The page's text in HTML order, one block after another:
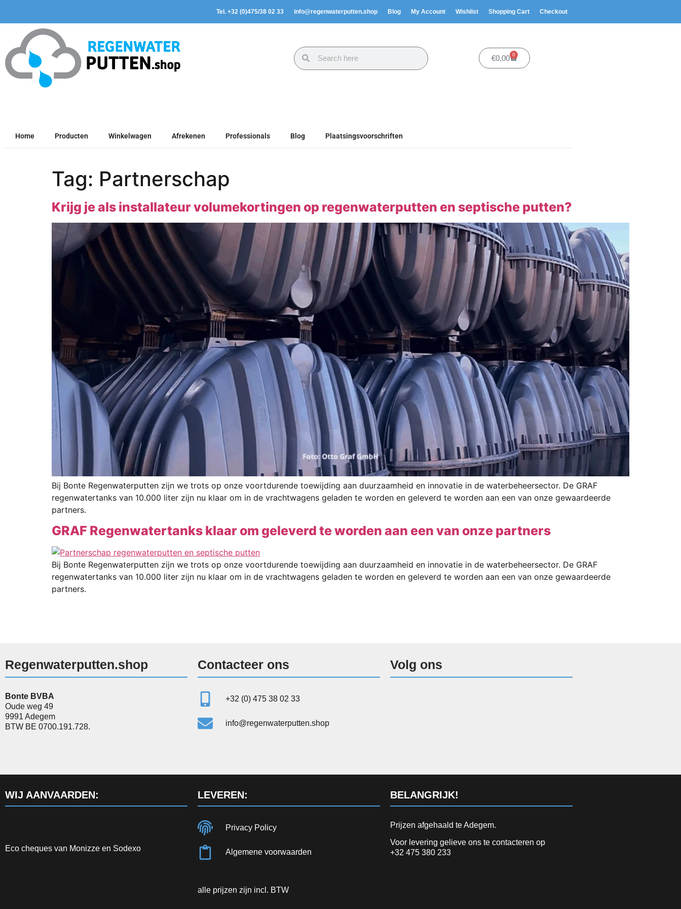
Tel. +32 (0)475/38 02 33 info@regenwaterputten.shop Blog My Account Wishlist Shopping Cart Checkout
€0,00 0
Home Producten Winkelwagen Afrekenen Professionals Blog Plaatsingsvoorschriften
Tag: Partnerschap
Krijg je als installateur volumekortingen op regenwaterputten en septische putten?
Bij Bonte Regenwaterputten zijn we trots op onze voortdurende toewijding aan duurzaamheid en innovatie in de waterbeheersector. De GRAF
regenwatertanks van 10.000 liter zijn nu klaar om in de vrachtwagens geladen te worden en geleverd te worden aan een van onze gewaardeerde
partners.
GRAF Regenwatertanks klaar om geleverd te worden aan een van onze partners
Bij Bonte Regenwaterputten zijn we trots op onze voortdurende toewijding aan duurzaamheid en innovatie in de waterbeheersector. De GRAF
regenwatertanks van 10.000 liter zijn nu klaar om in de vrachtwagens geladen te worden en geleverd te worden aan een van onze gewaardeerde
partners.
Regenwaterputten.shop
Bonte BVBA
Oude weg 49
9991 Adegem
BTW BE 0700.191.728.
Contacteer ons
+32 (0) 475 38 02 33
info@regenwaterputten.shop
Volg ons
WIJ AANVAARDEN:
Eco cheques van Monizze en Sodexo
LEVEREN:
Privacy Policy
Algemene voorwaarden
alle prijzen zijn incl. BTW
BELANGRIJK!
Prijzen afgehaald te Adegem.
Voor levering gelieve ons te contacteren op
+32 475 380 233